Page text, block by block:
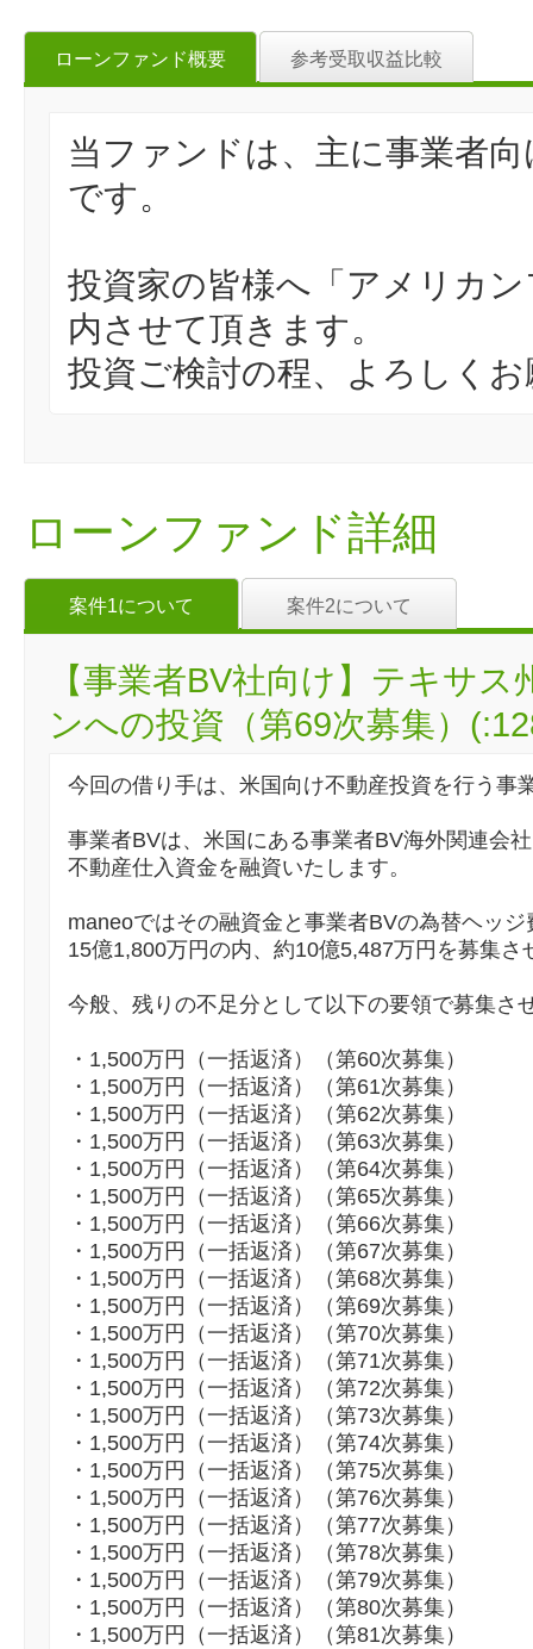
ローンファンド概要 参考受取収益比較
当ファンドは、主に事業者
です。
投資家の皆様へ「アメリカ
内させて頂きます。
投資ご検討の程、よろしく
ローンファンド詳細
案件1について 案件2について
【事業者BV社向け】テキサ
ンへの投資（第69次募集）
今回の借り手は、米国向け不動産投資を行う事
事業者BVは、米国にある事業者BV海外関連会
不動産仕入資金を融資いたします。
maneoではその融資金と事業者BVの為替ヘッジ
15億1,800万円の内、約10億5,487万円を募集さ
今般、残りの不足分として以下の要領で募集さ
・1,500万円（一括返済）（第60次募集）
・1,500万円（一括返済）（第61次募集）
・1,500万円（一括返済）（第62次募集）
・1,500万円（一括返済）（第63次募集）
・1,500万円（一括返済）（第64次募集）
・1,500万円（一括返済）（第65次募集）
・1,500万円（一括返済）（第66次募集）
・1,500万円（一括返済）（第67次募集）
・1,500万円（一括返済）（第68次募集）
・1,500万円（一括返済）（第69次募集）
・1,500万円（一括返済）（第70次募集）
・1,500万円（一括返済）（第71次募集）
・1,500万円（一括返済）（第72次募集）
・1,500万円（一括返済）（第73次募集）
・1,500万円（一括返済）（第74次募集）
・1,500万円（一括返済）（第75次募集）
・1,500万円（一括返済）（第76次募集）
・1,500万円（一括返済）（第77次募集）
・1,500万円（一括返済）（第78次募集）
・1,500万円（一括返済）（第79次募集）
・1,500万円（一括返済）（第80次募集）
・1,500万円（一括返済）（第81次募集）